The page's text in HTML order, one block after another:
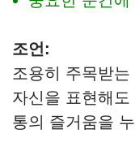
조언:
조용히 주목받
자신을 표현해
통의 즐거움을